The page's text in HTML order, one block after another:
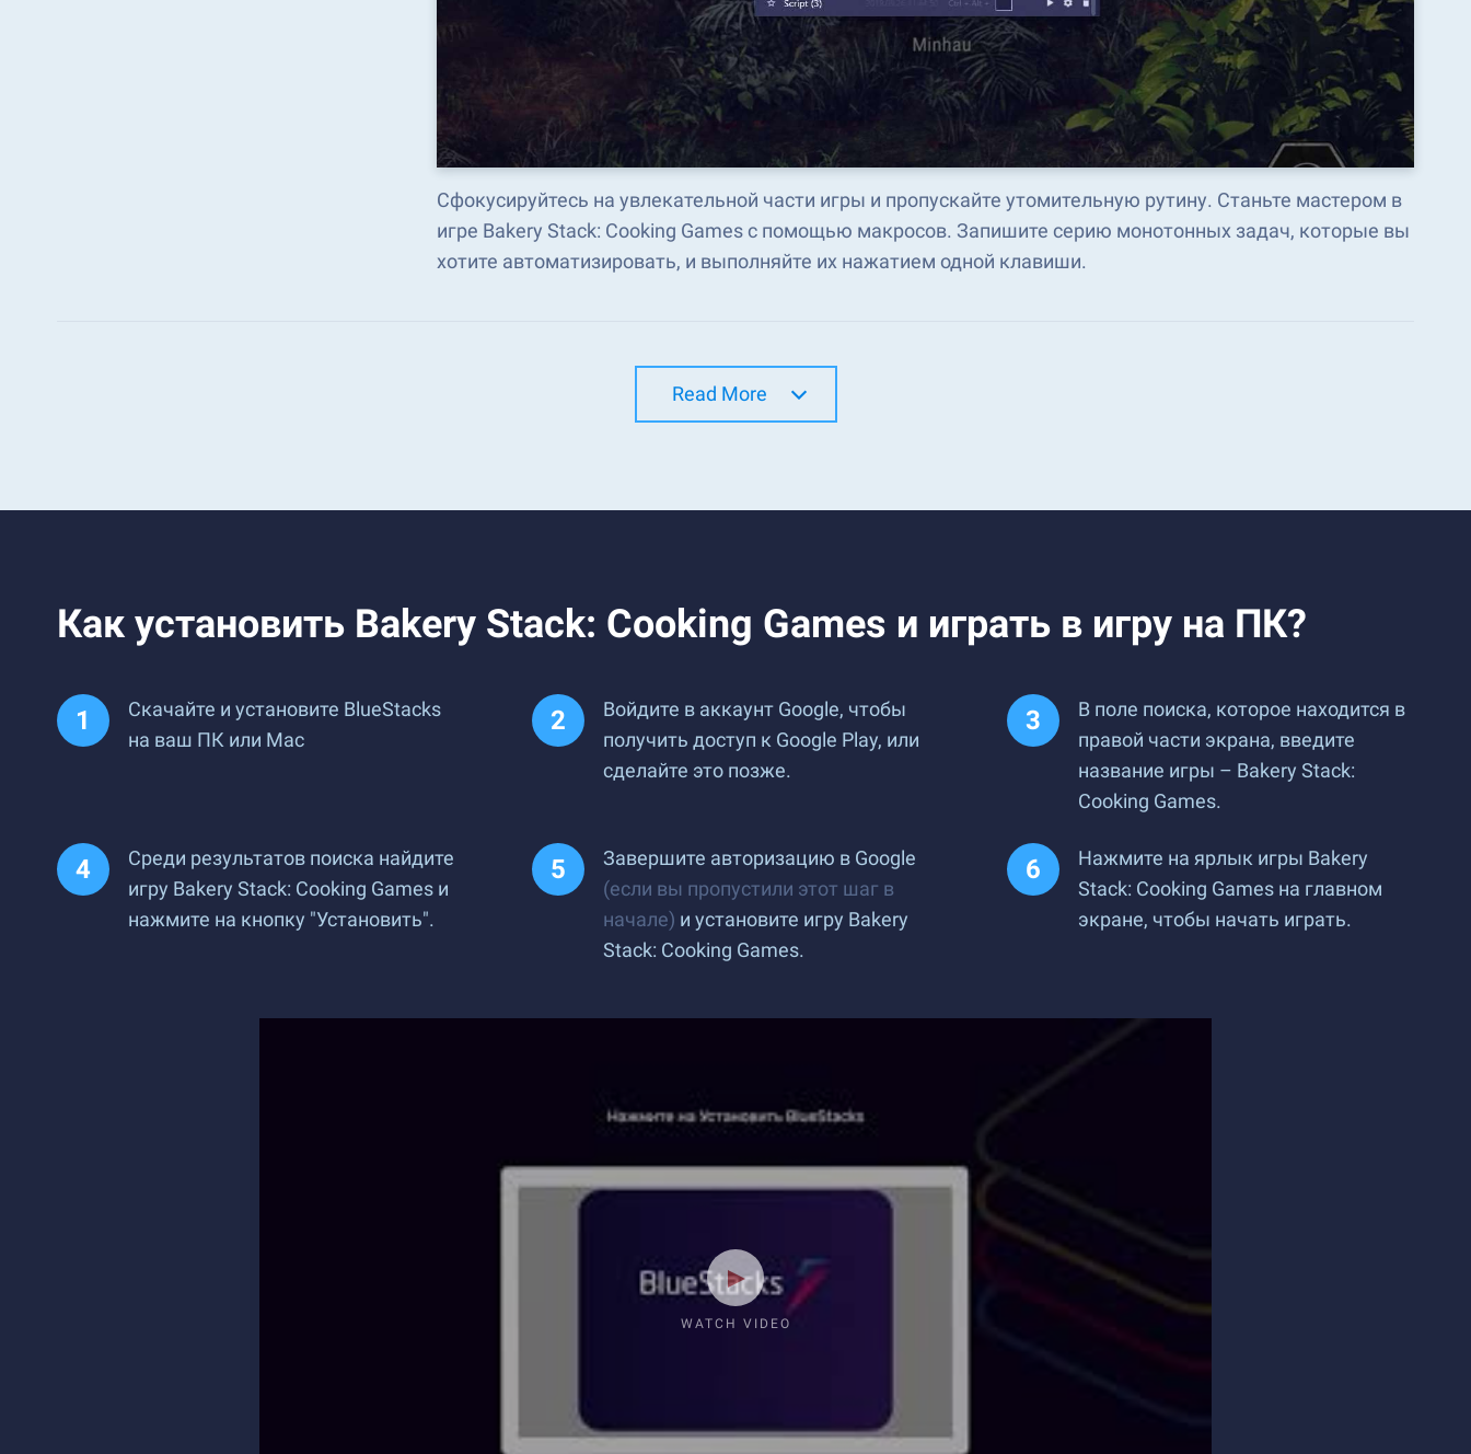
Сфокусируйтесь на увлекательной части игры и пропускайте утомительную рутину. Станьте мастером в
игре Bakery Stack: Cooking Games с помощью макросов. Запишите серию монотонных задач, которые вы
хотите автоматизировать, и выполняйте их нажатием одной клавиши.
Read More
Как установить Bakery Stack: Cooking Games и играть в игру на ПК?
Скачайте и установите BlueStacks
на ваш ПК или Mac
Войдите в аккаунт Google, чтобы
получить доступ к Google Play, или
сделайте это позже.
В поле поиска, которое находится в
правой части экрана, введите
название игры – Bakery Stack:
Cooking Games.
Среди результатов поиска найдите
игру Bakery Stack: Cooking Games и
нажмите на кнопку "Установить".
Завершите авторизацию в Google
(если вы пропустили этот шаг в
начале) и установите игру Bakery
Stack: Cooking Games.
Нажмите на ярлык игры Bakery
Stack: Cooking Games на главном
экране, чтобы начать играть.
WATCH VIDEO